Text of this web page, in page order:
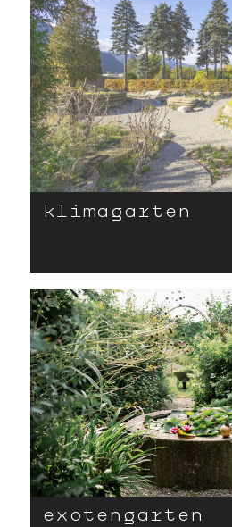
klima­­­­­­garten
exoten­­­­­­garten